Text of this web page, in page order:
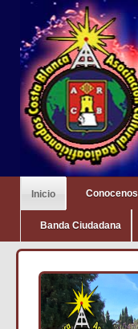
Inicio Conocenos
Banda Ciudadana